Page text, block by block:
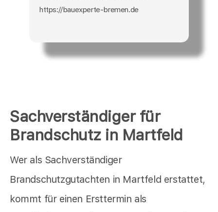
Sachverständiger für
Brandschutz in Martfeld
Wer als Sachverständiger
Brandschutzgutachten in Martfeld erstattet,
kommt für einen Ersttermin als
https://bauexperte-bremen.de